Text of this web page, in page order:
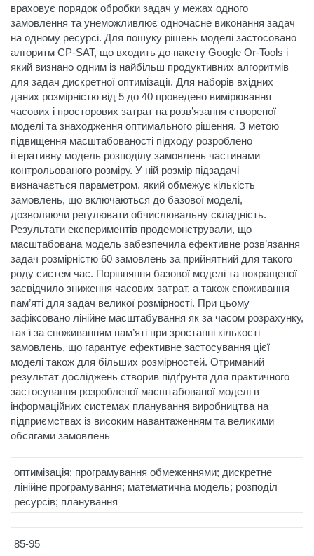
враховує порядок обробки задач у межах одного
замовлення та унеможливлює одночасне виконання задач
на одному ресурсі. Для пошуку рішень моделі застосовано
алгоритм CP-SAT, що входить до пакету Google Or-Tools і
який визнано одним із найбільш продуктивних алгоритмів
для задач дискретної оптимізації. Для наборів вхідних
даних розмірністю від 5 до 40 проведено вимірювання
часових і просторових затрат на розв’язання створеної
моделі та знаходження оптимального рішення. З метою
підвищення масштабованості підходу розроблено
ітеративну модель розподілу замовлень частинами
контрольованого розміру. У ній розмір підзадачі
визначається параметром, який обмежує кількість
замовлень, що включаються до базової моделі,
дозволяючи регулювати обчислювальну складність.
Результати експериментів продемонстрували, що
масштабована модель забезпечила ефективне розв’язання
задач розмірністю 60 замовлень за прийнятний для такого
роду систем час. Порівняння базової моделі та покращеної
засвідчило зниження часових затрат, а також споживання
пам’яті для задач великої розмірності. При цьому
зафіксовано лінійне масштабування як за часом розрахунку,
так і за споживанням пам’яті при зростанні кількості
замовлень, що гарантує ефективне застосування цієї
моделі також для більших розмірностей. Отриманий
результат досліджень створив підґрунтя для практичного
застосування розробленої масштабованої моделі в
інформаційних системах планування виробництва на
підприємствах із високим навантаженням та великими
обсягами замовлень
оптимізація; програмування обмеженнями; дискретне
лінійне програмування; математична модель; розподіл
ресурсів; планування
85-95